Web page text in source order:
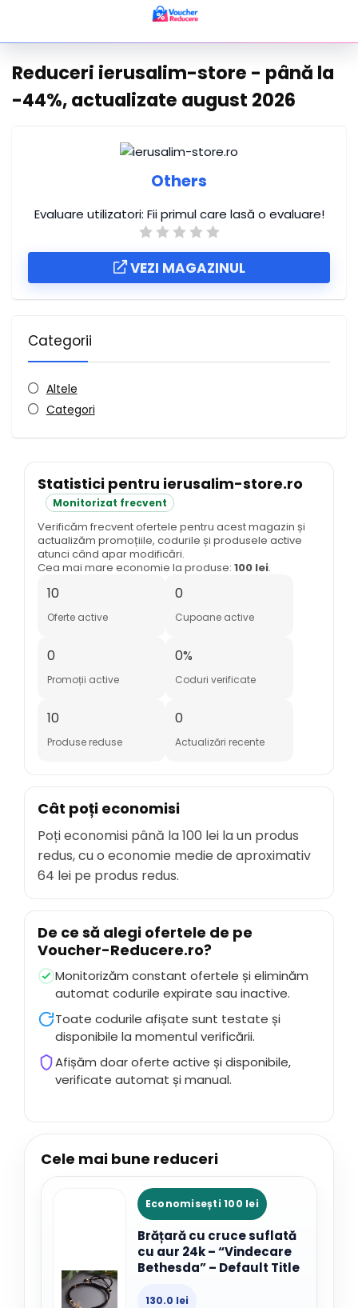
Reduceri ierusalim-store - până la
-44%, actualizate august 2026
Others
Evaluare utilizatori: Fii primul care lasă o evaluare!
VEZI MAGAZINUL
Categorii
Altele
Categori
Statistici pentru ierusalim-store.ro
Monitorizat frecvent
Verificăm frecvent ofertele pentru acest magazin și
actualizăm promoțiile, codurile și produsele active
atunci când apar modificări.
Cea mai mare economie la produse: 100 lei.
10
Oferte active
0
Cupoane active
0
Promoții active
0%
Coduri verificate
10
Produse reduse
0
Actualizări recente
Cât poți economisi
Poți economisi până la100 lei la un produs
redus, cu o economie medie de aproximativ
64 lei pe produs redus.
De ce să alegi ofertele de pe
Voucher-Reducere.ro?
Monitorizăm constant ofertele și eliminăm
automat codurile expirate sau inactive.
Toate codurile afișate sunt testate și
disponibile la momentul verificării.
Afișăm doar oferte active și disponibile,
verificate automat și manual.
Cele mai bune reduceri
Economisești 100 lei
Brățară cu cruce suflată
cu aur 24k – “Vindecare
Bethesda” – Default Title
130.0 lei